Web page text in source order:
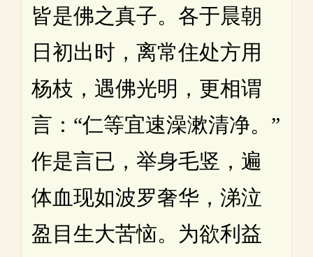
皆是佛之真子。各于晨朝
日初出时，离常住处方用
杨枝，遇佛光明，更相谓
言：“仁等宜速澡漱清净。”
作是言已，举身毛竖，遍
体血现如波罗奢华，涕泣
盈目生大苦恼。为欲利益